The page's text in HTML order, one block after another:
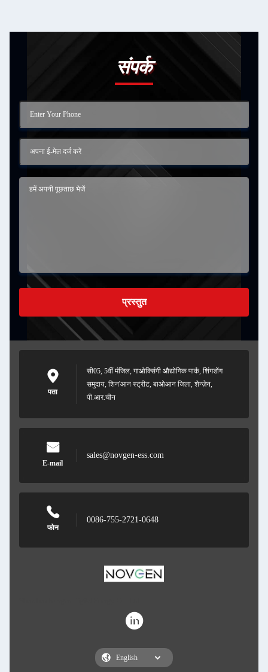
संपर्क
प्रस्तुत
पता
सी05, 5वीं मंजिल, गाओक्सिंगी औद्योगिक पार्क, शिंगडोंग
समुदाय, शिन'आन स्ट्रीट, बाओआन जिला, शेन्ज़ेन,
पी.आर.चीन
E-mail
sales@novgen-ess.com
फोन
0086-755-2721-0648